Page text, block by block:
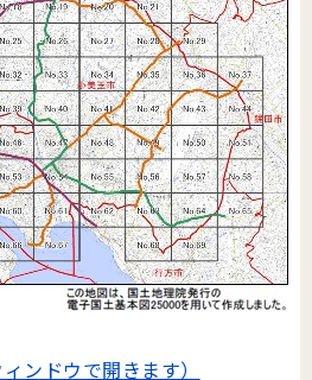
ンドウで開きます）